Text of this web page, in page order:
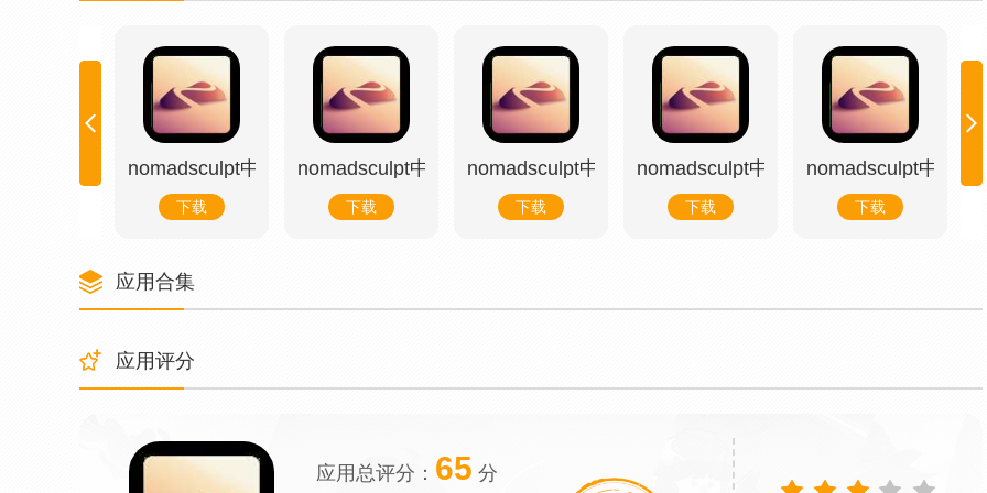
nomadsculpt中文手机版
下载
nomadsculpt中文手机版
下载
nomadsculpt中文手机版
下载
nomadsculpt中文手机版
下载
nomadsculpt中文手
下载
应用合集
应用评分
应用总评分： 65 分